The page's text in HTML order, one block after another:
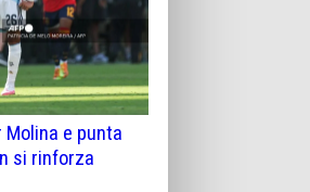
Molina e punta
si rinforza